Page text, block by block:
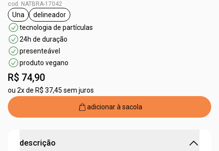
cod. NATBRA-17042
etiqueta Una
Una
etiqueta delineador
delineador
tecnologia de partículas
24h de duração
presenteável
produto vegano
R$ 74,90
ou 2x de R$ 37,45 sem juros
adicionar à sacola
descrição